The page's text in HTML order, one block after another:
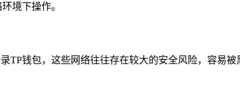
境下操作。
TP钱包，这些网络往往存在较大的安全风险，容易